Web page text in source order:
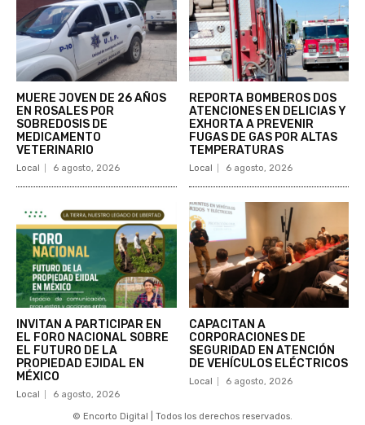
MUERE JOVEN DE 26 AÑOS
EN ROSALES POR
SOBREDOSIS DE
MEDICAMENTO
VETERINARIO
Local 6 agosto, 2026
REPORTA BOMBEROS DOS
ATENCIONES EN DELICIAS Y
EXHORTA A PREVENIR
FUGAS DE GAS POR ALTAS
TEMPERATURAS
Local 6 agosto, 2026
INVITAN A PARTICIPAR EN
EL FORO NACIONAL SOBRE
EL FUTURO DE LA
PROPIEDAD EJIDAL EN
MÉXICO
Local 6 agosto, 2026
CAPACITAN A
CORPORACIONES DE
SEGURIDAD EN ATENCIÓN
DE VEHÍCULOS ELÉCTRICOS
Local 6 agosto, 2026
© Encorto Digital | Todos los derechos reservados.